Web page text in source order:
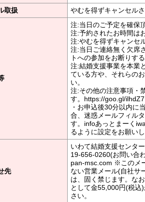
取扱
やむを得ずキャンセル
注:当日のご予定を確保
注:予約されたお時間は
注:やむを得ずキャンセ
注:当日ご連絡無く欠席
トへの参加をお断りす
注:結婚支援事業を本業
ている方や、それらの
い。
注:その他の注意事項・
す。https://goo.gl/ilhdZ7
・お申込後30分以内に
合、迷惑メールフィル
す。infoあっとまーく
るように設定をお願いし
先
いわて結婚支援センタ
19-656-0260(お問い合
pan-msc.com ※このメ
ない営業メール(自社サ
は、固く禁じます。な
として金55,000円(税込
さい。